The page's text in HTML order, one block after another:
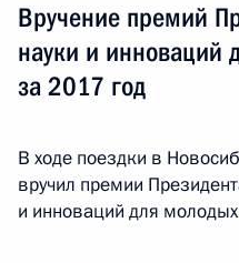
Вручение премий
науки и инноваций
за 2017 год
В ходе поездки в
вручил премии
и инноваций для